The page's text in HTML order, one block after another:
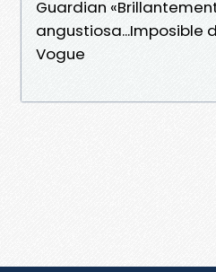
Guardian
angustiosa...Imposible
Vogue